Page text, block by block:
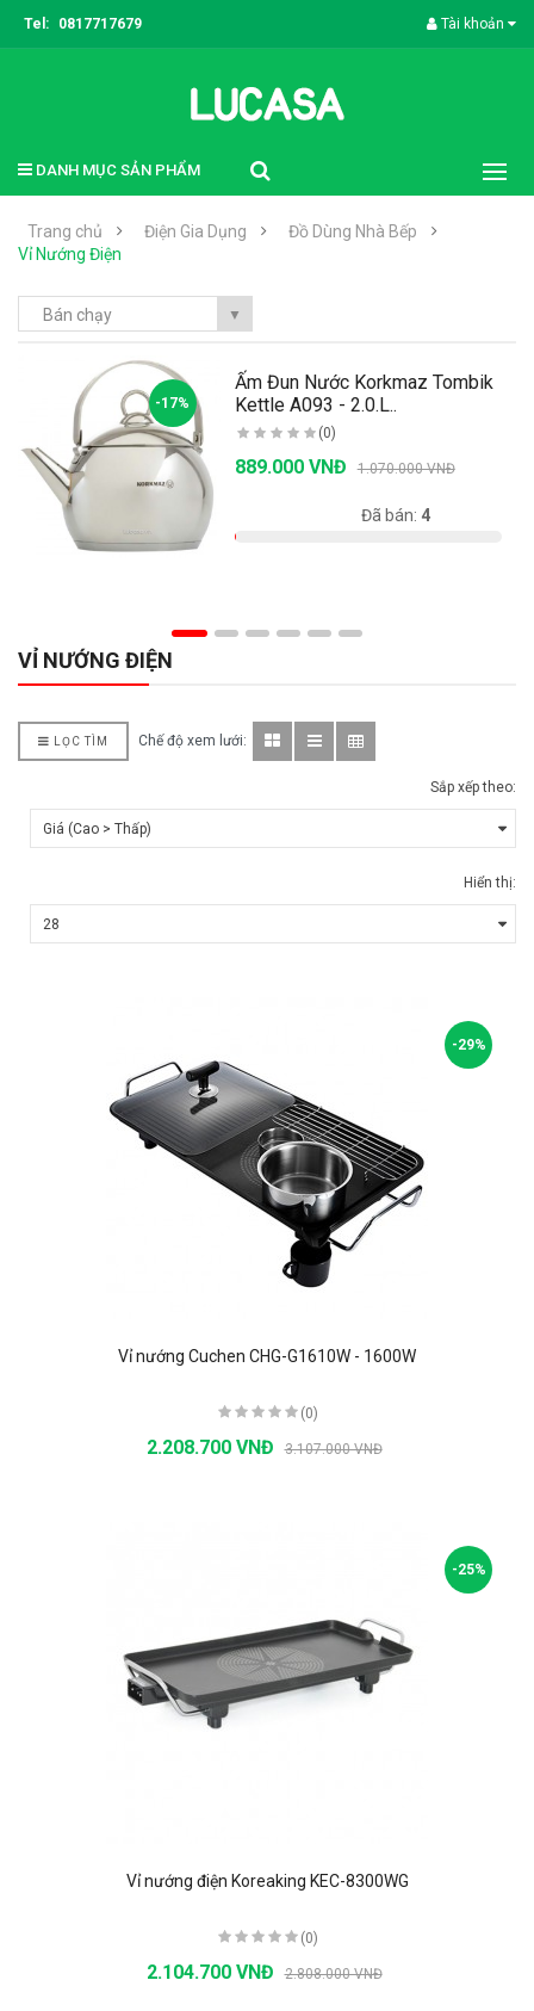
Tel: 0817717679 Tài khoản
DANH MỤC SẢN PHẨM
Trang chủ Điện Gia Dụng
Đồ Dùng Nhà Bếp
Vỉ Nướng Điện
Bán chạy ▼
-17%
Ấm Đun Nước Korkmaz Tombik
Kettle A093 - 2.0.L..
(0)
889.000 VNĐ 1.070.000 VNĐ
Đã bán: 4
VỈ NƯỚNG ĐIỆN
LỌC TÌM Chế độ xem lưới:
Sắp xếp theo:
Hiển thị:
-29%
Vỉ nướng Cuchen CHG-G1610W - 1600W
(0)
2.208.700 VNĐ 3.107.000 VNĐ
-25%
Vỉ nướng điện Koreaking KEC-8300WG
(0)
2.104.700 VNĐ 2.808.000 VNĐ